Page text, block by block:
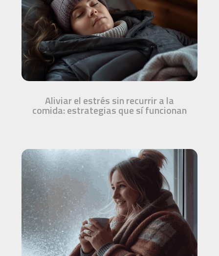
Aliviar el estrés sin recurrir a la
comida: estrategias que sí funcionan